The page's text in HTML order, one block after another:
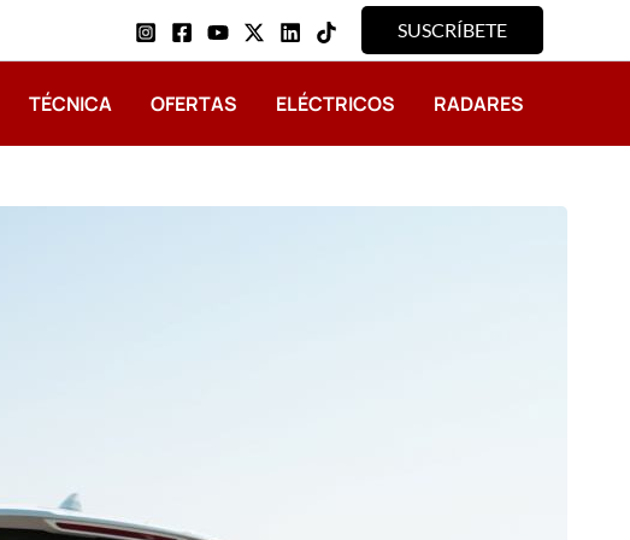
SUSCRÍBETE
TÉCNICA OFERTAS ELÉCTRICOS RADARES